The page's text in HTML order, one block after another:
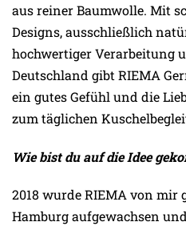
aus reiner Baumwolle. Mit
Designs, ausschließlich
hochwertiger Verarbeitung
Deutschland gibt RIEMA
ein gutes Gefühl und die
zum täglichen
Wie bist du auf die Idee
2018 wurde RIEMA von mir
Hamburg aufgewachsen